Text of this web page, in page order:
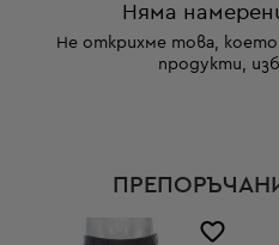
Няма
Не открихме това,
продукти,